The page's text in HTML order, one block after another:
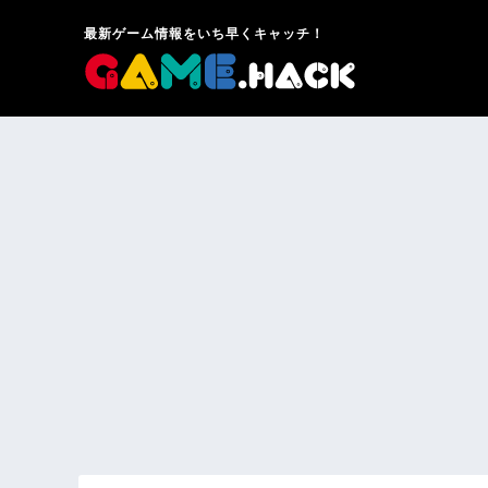
最新ゲーム情報をいち早くキャッチ！